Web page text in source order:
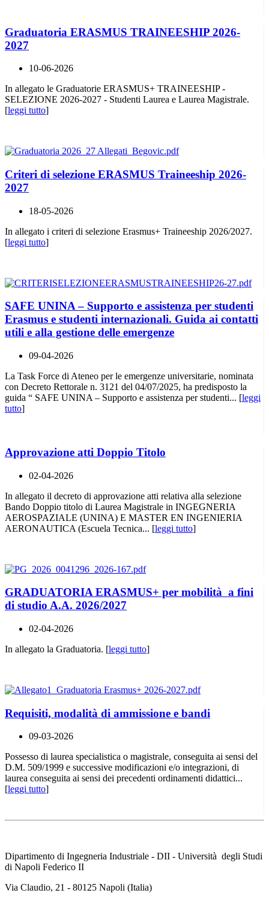
Graduatoria ERASMUS TRAINEESHIP 2026-
2027
10-06-2026
In allegato le Graduatorie ERASMUS+ TRAINEESHIP -
SELEZIONE 2026-2027 - Studenti Laurea e Laurea Magistrale.
[leggi tutto]
Criteri di selezione ERASMUS Traineeship 2026-
2027
18-05-2026
In allegato i criteri di selezione Erasmus+ Traineeship 2026/2027.
[leggi tutto]
SAFE UNINA – Supporto e assistenza per studenti
Erasmus e studenti internazionali. Guida ai contatti
utili e alla gestione delle emergenze
09-04-2026
La Task Force di Ateneo per le emergenze universitarie, nominata
con Decreto Rettorale n. 3121 del 04/07/2025, ha predisposto la
guida “ SAFE UNINA – Supporto e assistenza per studenti... [leggi
tutto]
Approvazione atti Doppio Titolo
02-04-2026
In allegato il decreto di approvazione atti relativa alla selezione
Bando Doppio titolo di Laurea Magistrale in INGEGNERIA
AEROSPAZIALE (UNINA) E MASTER EN INGENIERIA
AERONAUTICA (Escuela Tecnica... [leggi tutto]
GRADUATORIA ERASMUS+ per mobilità a fini
di studio A.A. 2026/2027
02-04-2026
In allegato la Graduatoria. [leggi tutto]
Requisiti, modalità di ammissione e bandi
09-03-2026
Possesso di laurea specialistica o magistrale, conseguita ai sensi del
D.M. 509/1999 e successive modificazioni e/o integrazioni, di
laurea conseguita ai sensi dei precedenti ordinamenti didattici...
[leggi tutto]
Dipartimento di Ingegneria Industriale - DII - Università degli Studi
di Napoli Federico II
Via Claudio, 21 - 80125 Napoli (Italia)